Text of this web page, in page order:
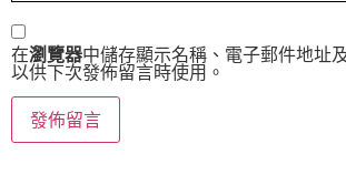
在瀏覽器中儲存顯示名稱、電子郵件地址
以供下次發佈留言時使用。